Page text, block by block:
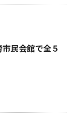
民会館で全５